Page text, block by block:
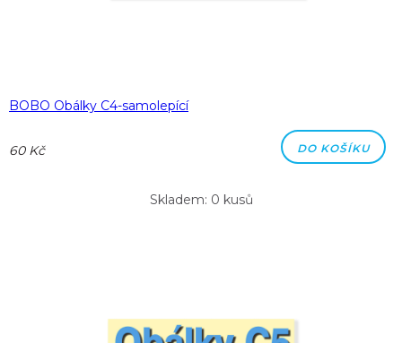
BOBO Obálky C4-samolepící
60 Kč DO KOŠÍKU
Skladem: 0 kusů